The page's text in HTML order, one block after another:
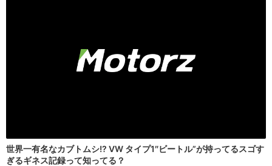
世界一有名なカブトムシ!? VW タイプ1″ビートル”が持ってるスゴす
ぎるギネス記録って知ってる？